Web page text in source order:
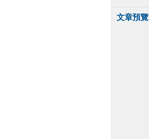
文章預覽